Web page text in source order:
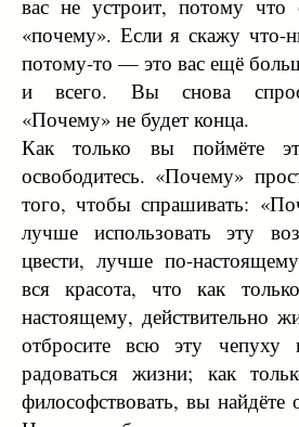
вас не устроит, потому что
«почему». Если я скажу
потому-то — это вас ещё
и всего. Вы снова
«Почему» не будет конца.
Как только вы поймёте
освободитесь. «Почему»
того, чтобы спрашивать:
лучше использовать эту
цвести, лучше по-
вся красота, что как
настоящему, действительно
отбросите всю эту чепуху
радоваться жизни; как
философствовать, вы найдёте